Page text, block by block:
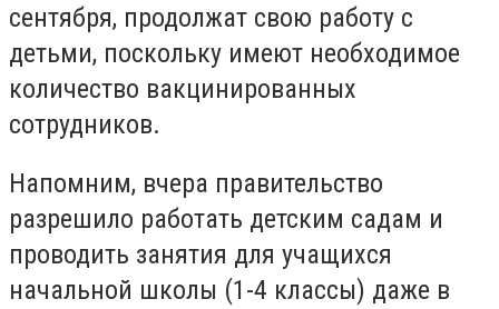
сентября, продолжат свою работу с
детьми, поскольку имеют необходимое
количество вакцинированных
сотрудников.
Напомним, вчера правительство
разрешило работать детским садам и
проводить занятия для учащихся
начальной школы (1-4 классы) даже в